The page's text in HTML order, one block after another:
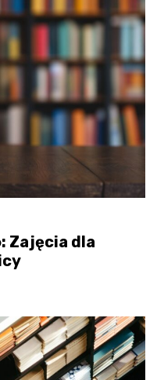
Zajęcia dla